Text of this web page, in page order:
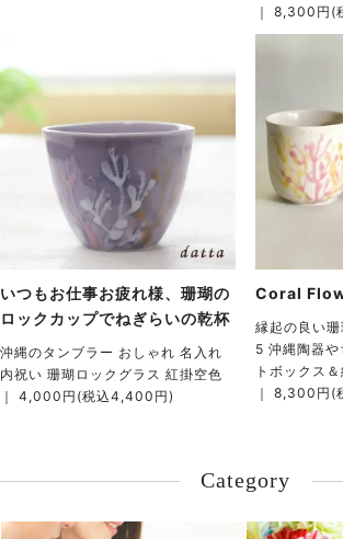
｜ 8,300円(
いつもお仕事お疲れ様、珊瑚の
ロックカップでねぎらいの乾杯
沖縄のタンブラー おしゃれ 名入れ
内祝い 珊瑚ロックグラス 紅掛空色
｜ 4,000円(税込4,400円)
Coral
縁起の良い
5 沖縄陶器
トボックス
｜ 8,300円(
Category